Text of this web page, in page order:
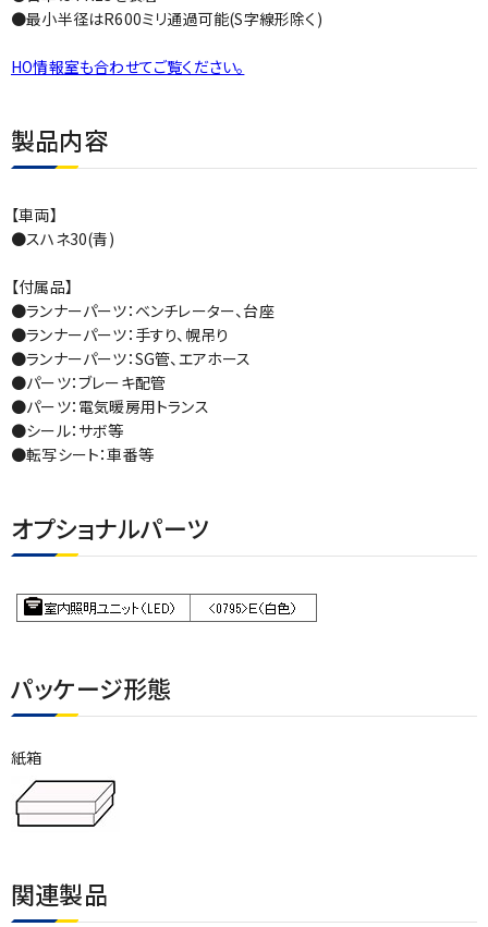
●最小半径はR600ミリ通過可能(S字線形除く)
HO情報室も合わせてご覧ください。
製品内容
【車両】
●スハネ30(青)
【付属品】
●ランナーパーツ：ベンチレーター、台座
●ランナーパーツ：手すり、幌吊り
●ランナーパーツ：SG管、エアホース
●パーツ：ブレーキ配管
●パーツ：電気暖房用トランス
●シール：サボ等
●転写シート：車番等
オプショナルパーツ
パッケージ形態
紙箱
関連製品